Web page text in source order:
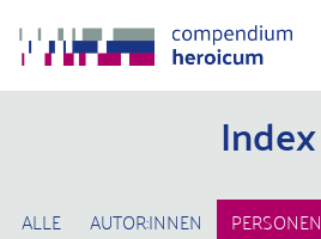
Index
ALLE AUTOR:INNEN PERSONEN